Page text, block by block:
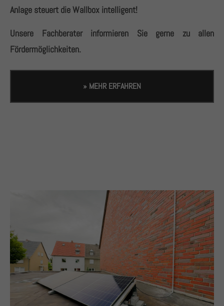
Anlage steuert die Wallbox intelligent!
Unsere Fachberater informieren Sie gerne zu allen
Fördermöglichkeiten.
» MEHR ERFAHREN